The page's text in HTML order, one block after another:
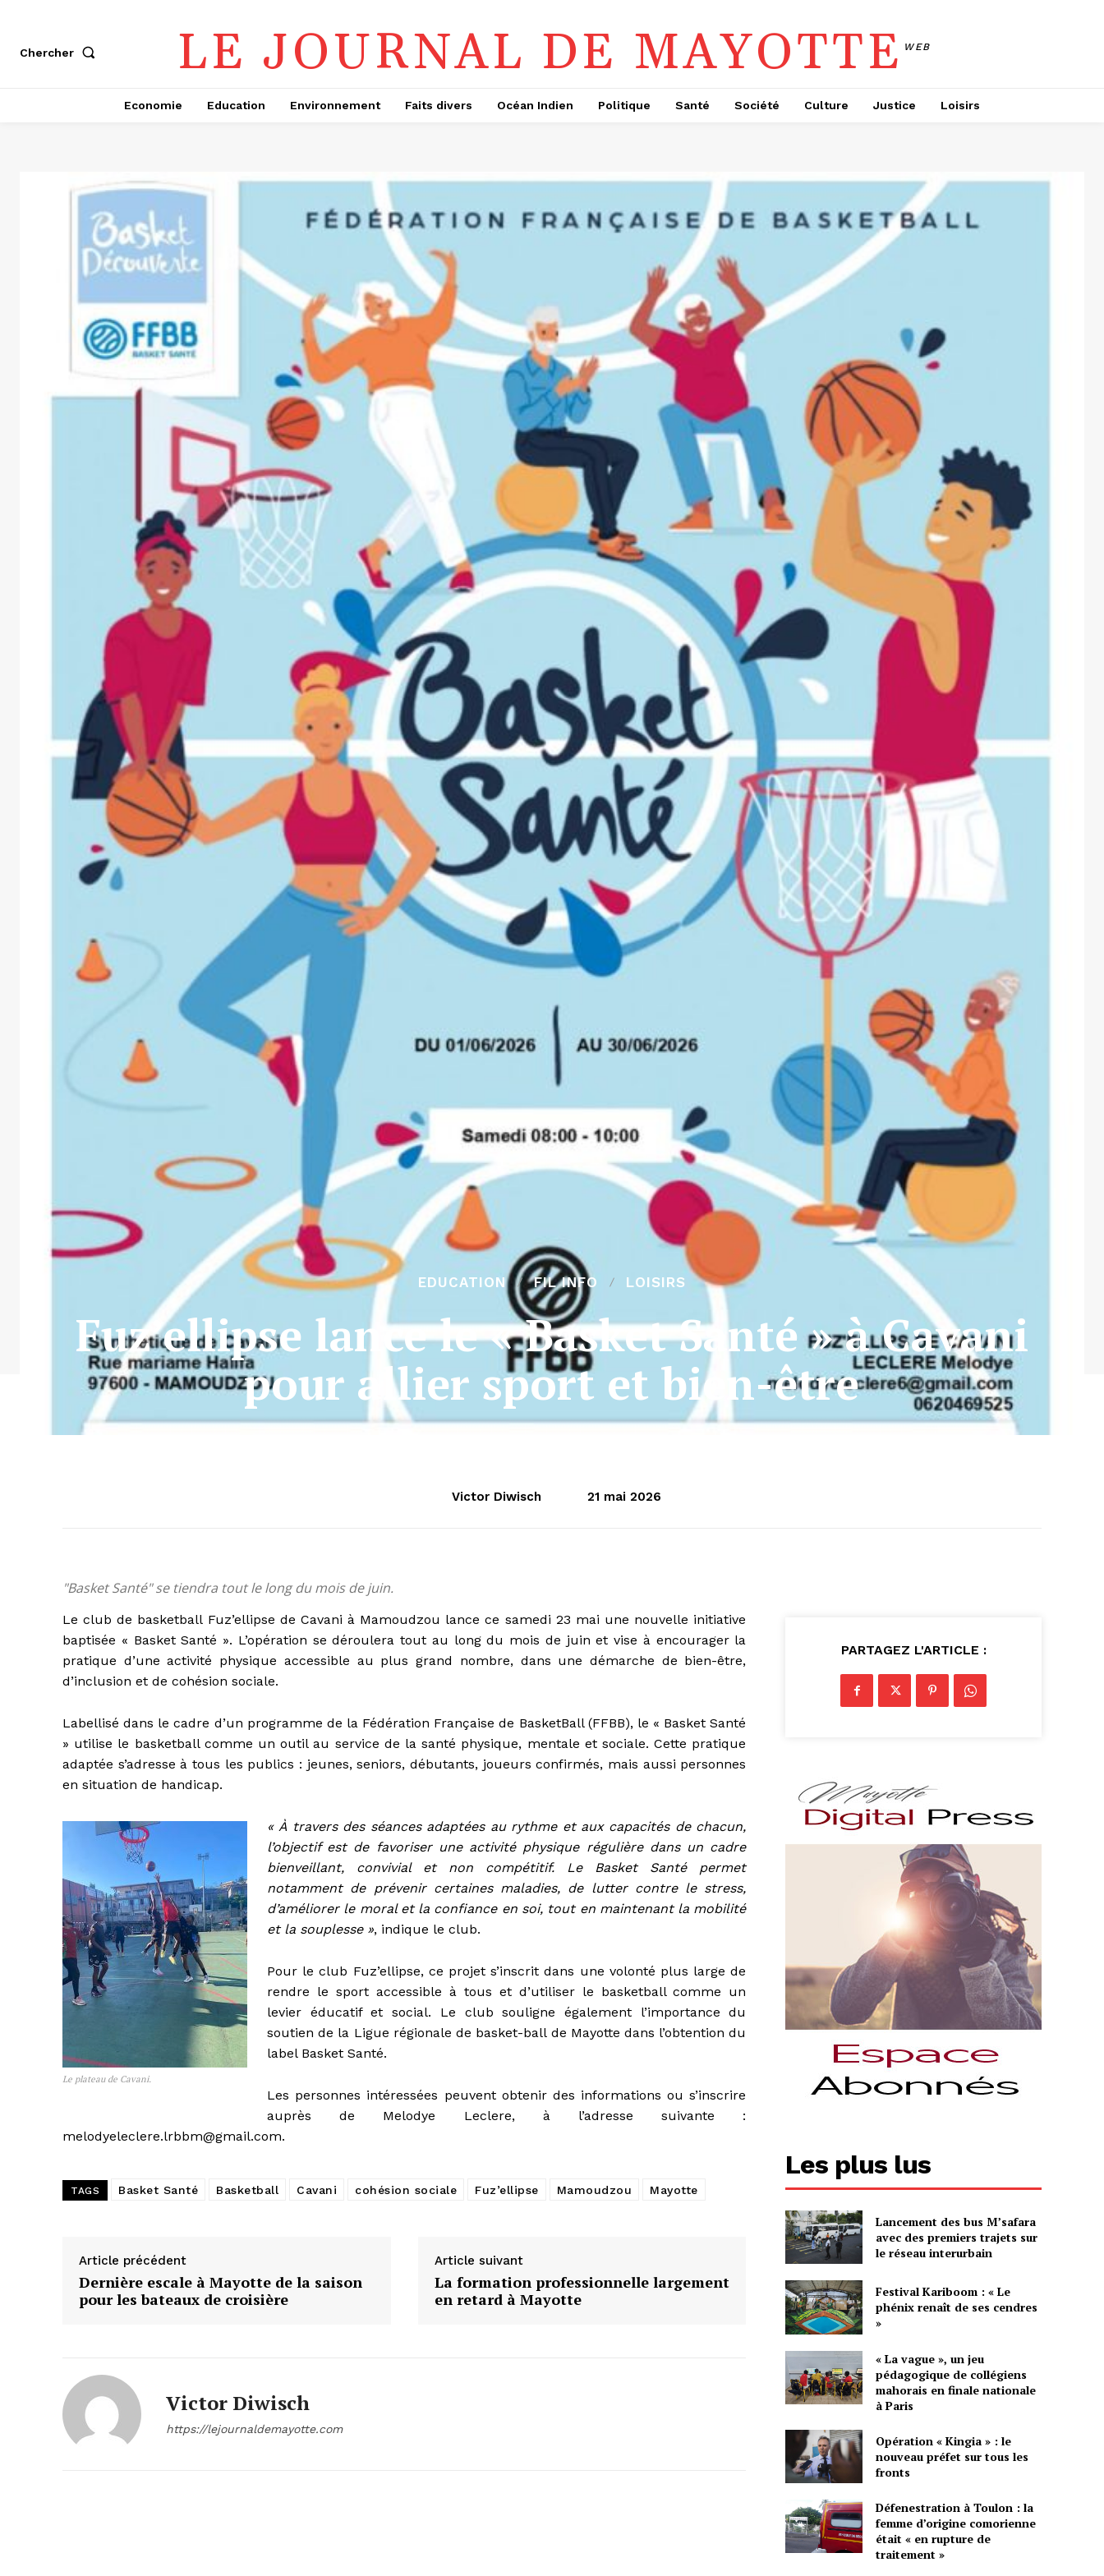
Chercher LE JOURNAL DE MAYOTTE WEB
Economie Education Environnement Faits divers Océan Indien Politique Santé Société Culture Justice Loisirs
EDUCATION FIL INFO LOISIRS
Fuz’ellipse lance le « Basket Santé » à Cavani
pour allier sport et bien-être
Victor Diwisch 21 mai 2026
"Basket Santé" se tiendra tout le long du mois de juin.
Le club de basketball Fuz’ellipse de Cavani à Mamoudzou lance ce samedi 23 mai une nouvelle initiative
baptisée « Basket Santé ». L’opération se déroulera tout au long du mois de juin et vise à encourager la
pratique d’une activité physique accessible au plus grand nombre, dans une démarche de bien-être,
d’inclusion et de cohésion sociale.
Labellisé dans le cadre d’un programme de la Fédération Française de BasketBall (FFBB), le « Basket Santé
» utilise le basketball comme un outil au service de la santé physique, mentale et sociale. Cette pratique
adaptée s’adresse à tous les publics : jeunes, seniors, débutants, joueurs confirmés, mais aussi personnes
en situation de handicap.
Le plateau de Cavani.
« À travers des séances adaptées au rythme et aux capacités de chacun,
l’objectif est de favoriser une activité physique régulière dans un cadre
bienveillant, convivial et non compétitif. Le Basket Santé permet
notamment de prévenir certaines maladies, de lutter contre le stress,
d’améliorer le moral et la confiance en soi, tout en maintenant la mobilité
et la souplesse », indique le club.
Pour le club Fuz’ellipse, ce projet s’inscrit dans une volonté plus large de
rendre le sport accessible à tous et d’utiliser le basketball comme un
levier éducatif et social. Le club souligne également l’importance du
soutien de la Ligue régionale de basket-ball de Mayotte dans l’obtention du
label Basket Santé.
Les personnes intéressées peuvent obtenir des informations ou s’inscrire
auprès de Melodye Leclere, à l’adresse suivante :
melodyeleclere.lrbbm@gmail.com.
TAGS Basket Santé Basketball Cavani cohésion sociale Fuz’ellipse Mamoudzou Mayotte
Article précédent
Dernière escale à Mayotte de la saison
pour les bateaux de croisière
Article suivant
La formation professionnelle largement
en retard à Mayotte
Victor Diwisch
https://lejournaldemayotte.com
PARTAGEZ L'ARTICLE :
Les plus lus
Lancement des bus M’safara
avec des premiers trajets sur
le réseau interurbain
Festival Kariboom : « Le
phénix renaît de ses cendres
»
« La vague », un jeu
pédagogique de collégiens
mahorais en finale nationale
à Paris
Opération « Kingia » : le
nouveau préfet sur tous les
fronts
Défenestration à Toulon : la
femme d’origine comorienne
était « en rupture de
traitement »